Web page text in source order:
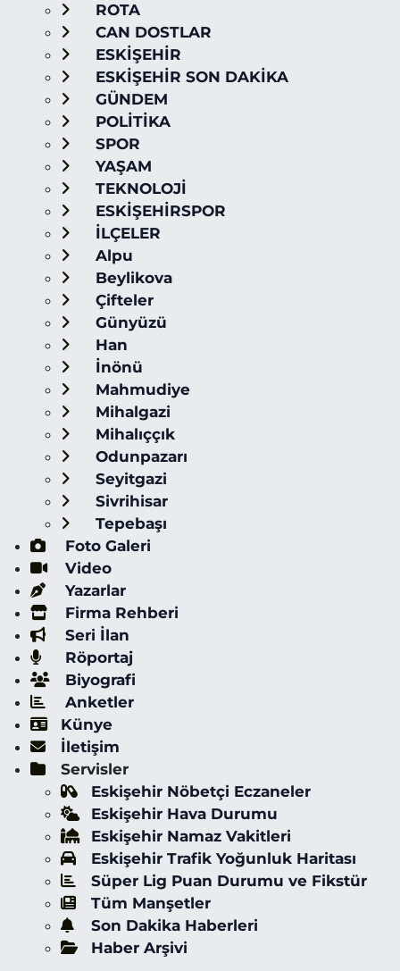
ROTA
CAN DOSTLAR
ESKİŞEHİR
ESKİŞEHİR SON DAKİKA
GÜNDEM
POLİTİKA
SPOR
YAŞAM
TEKNOLOJİ
ESKİŞEHİRSPOR
İLÇELER
Alpu
Beylikova
Çifteler
Günyüzü
Han
İnönü
Mahmudiye
Mihalgazi
Mihalıççık
Odunpazarı
Seyitgazi
Sivrihisar
Tepebaşı
Foto Galeri
Video
Yazarlar
Firma Rehberi
Seri İlan
Röportaj
Biyografi
Anketler
Künye
İletişim
Servisler
Eskişehir Nöbetçi Eczaneler
Eskişehir Hava Durumu
Eskişehir Namaz Vakitleri
Eskişehir Trafik Yoğunluk Haritası
Süper Lig Puan Durumu ve Fikstür
Tüm Manşetler
Son Dakika Haberleri
Haber Arşivi